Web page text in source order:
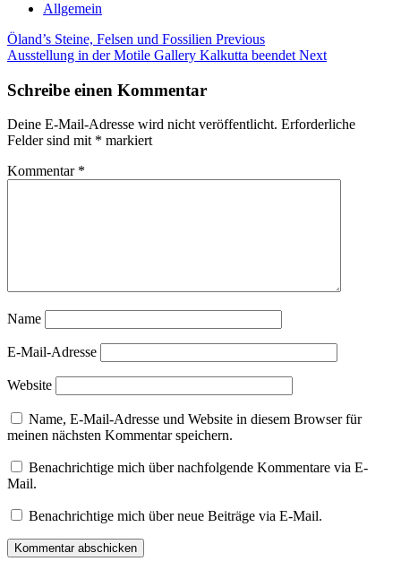
Allgemein
Tags
Kunst
Malerei
abstrakte
malerei
geometrische
formen
Malerei
intuitives
Malen
malerei
kreise
Manuela
Mordhorst
on
Triptychon
abstrakt
Beitragsnavigation
Öland’s Steine, Felsen und Fossilien Previous
Ausstellung in der Motile Gallery Kalkutta beendet Next
Schreibe einen Kommentar
Deine E-Mail-Adresse wird nicht veröffentlicht. Erforderliche
Felder sind mit * markiert
Kommentar *
Name
E-Mail-Adresse
Website
Name, E-Mail-Adresse und Website in diesem Browser für
meinen nächsten Kommentar speichern.
Benachrichtige mich über nachfolgende Kommentare via E-
Mail.
Benachrichtige mich über neue Beiträge via E-Mail.